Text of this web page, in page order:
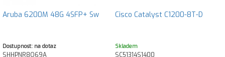
Aruba 6200M 48G 4SFP+ Sw
Dostupnost: na dotaz
SHHPNR8Q69A
Cisco Catalyst C1200-8T-D
Skladem
SC51314S1400